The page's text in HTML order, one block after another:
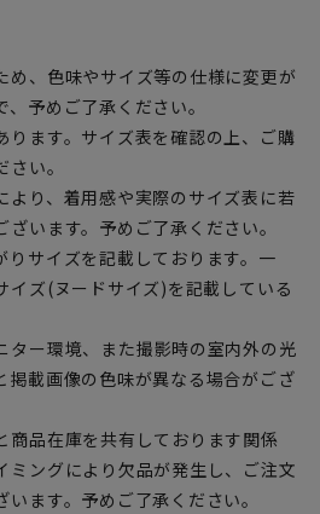
、色味やサイズ等の仕様に変更が
予めご了承ください。
ます。サイズ表を確認の上、ご購
い。
り、着用感や実際のサイズ表に若
います。予めご了承ください。
サイズを記載しております。一
イズ(ヌードサイズ)を記載している
ー環境、また撮影時の室内外の光
掲載画像の色味が異なる場合がござ
品在庫を共有しております関係
ミングにより欠品が発生し、ご注文
ます。予めご了承ください。